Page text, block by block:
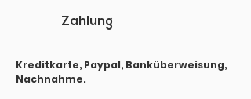
Zahlung
Kreditkarte, Paypal, Banküberweisung,
Nachnahme.